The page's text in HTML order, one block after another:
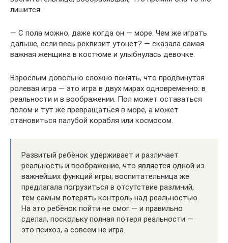
лишится.
— С пола можно, даже когда он — море. Чем же играть
дальше, если весь реквизит утонет? — сказала самая
важная женщина в костюме и улыбнулась девочке.
Взрослым довольно сложно понять, что продвинутая
ролевая игра — это игра в двух мирах одновременно: в
реальности и в воображении. Пол может оставаться
полом и тут же превращаться в море, а может
становиться палубой корабля или космосом.
Развитый ребёнок удерживает и различает
реальность и воображение, что является одной из
важнейших функций игры; воспитательница же
предлагала погрузиться в отсутствие различий,
тем самым потерять контроль над реальностью.
На это ребёнок пойти не смог — и правильно
сделал, поскольку полная потеря реальности —
это психоз, а совсем не игра.